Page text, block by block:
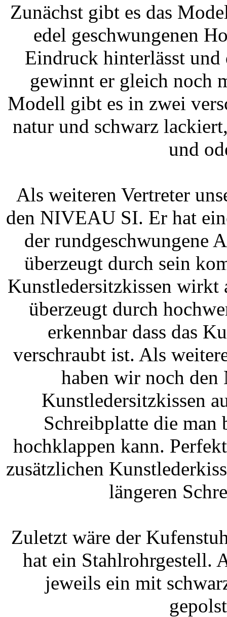
Zunächst gibt es das
edel geschwungenen
Eindruck hinterlässt und
gewinnt er gleich noch
Modell gibt es in zwei
natur und schwarz
und
Als weiteren Vertreter
den NIVEAU SI. Er hat
der rundgeschwungene
überzeugt durch sein
Kunstledersitzkissen wirkt
überzeugt durch
erkennbar dass das
verschraubt ist. Als
haben wir noch
Kunstledersitzkissen
Schreibplatte die man
hochklappen kann.
zusätzlichen
längeren
Zuletzt wäre der
hat ein Stahlrohrgestell.
jeweils ein mit